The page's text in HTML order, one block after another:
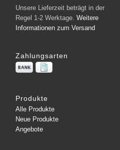
Unsere Lieferzeit beträgt in der
Regel 1-2 Werktage. Weitere
Informationen zum Versand
Zahlungsarten
Produkte
Alle Produkte
Neue Produkte
Angebote